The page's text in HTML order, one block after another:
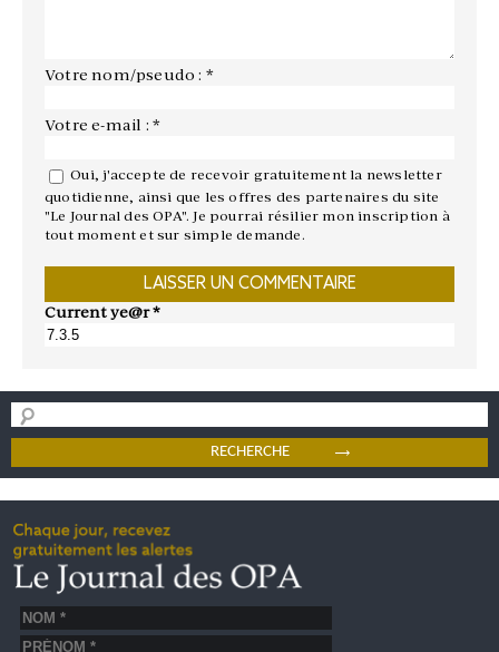
Votre nom/pseudo : *
Votre e-mail : *
Oui, j'accepte de recevoir gratuitement la newsletter
quotidienne, ainsi que les offres des partenaires du site
"Le Journal des OPA". Je pourrai résilier mon inscription à
tout moment et sur simple demande.
Current ye@r*